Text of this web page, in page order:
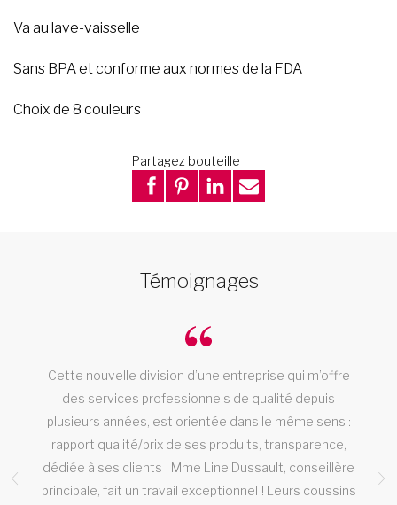
Va au lave-vaisselle
Sans BPA et conforme aux normes de la FDA
Choix de 8 couleurs
Partagez bouteille
Témoignages
Cette nouvelle division d’une entreprise qui m’offre
des services professionnels de qualité depuis
plusieurs années, est orientée dans le même sens :
rapport qualité/prix de ses produits, transparence,
dédiée à ses clients ! Mme Line Dussault, conseillère
principale, fait un travail exceptionnel ! Leurs coussins